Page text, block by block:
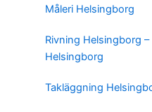
Måleri Helsingborg
Rivning Helsingborg
Helsingborg
Takläggning